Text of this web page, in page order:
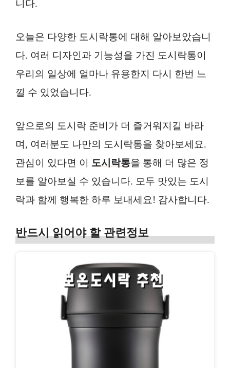
니다.
오늘은 다양한 도시락통에 대해 알아보았습니
다. 여러 디자인과 기능성을 가진 도시락통이
우리의 일상에 얼마나 유용한지 다시 한번 느
낄 수 있었습니다.
앞으로의 도시락 준비가 더 즐거워지길 바라
며, 여러분도 나만의 도시락통을 찾아보세요.
관심이 있다면 이 도시락통을 통해 더 많은 정
보를 알아보실 수 있습니다. 모두 맛있는 도시
락과 함께 행복한 하루 보내세요! 감사합니다.
반드시 읽어야 할 관련정보